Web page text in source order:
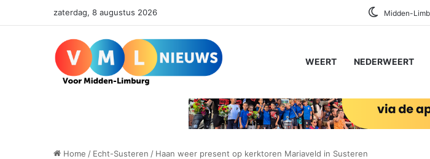
zaterdag, 8 augustus 2026 Midden-
WEERT NEDERWEERT
Home / Echt-Susteren / Haan weer present op kerktoren Mariaveld in Susteren